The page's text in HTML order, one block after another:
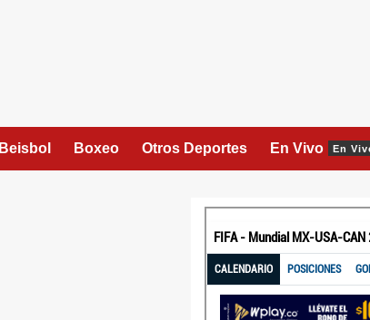
Beisbol Boxeo Otros Deportes En Vivo En